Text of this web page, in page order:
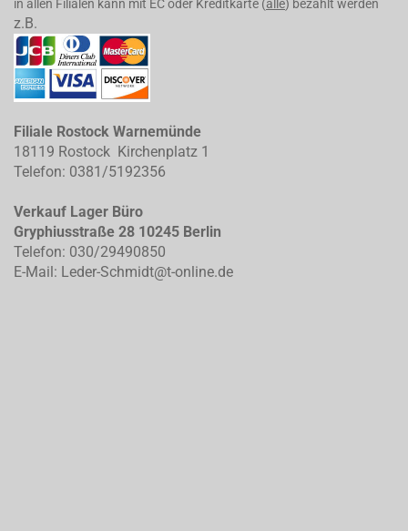
in allen Filialen kann mit EC oder Kreditkarte (alle) bezahlt werden
z.B.
Filiale Rostock Warnemünde
18119 Rostock Kirchenplatz 1
Telefon: 0381/5192356
Verkauf Lager Büro
Gryphiusstraße 28 10245 Berlin
Telefon: 030/29490850
E-Mail: Leder-Schmidt@t-online.de